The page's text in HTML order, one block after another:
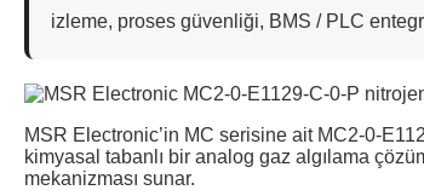
izleme, proses güvenliği, BMS / PLC
MSR Electronic’in MC serisine ait MC2-0-
kimyasal tabanlı bir analog gaz algılama
mekanizması sunar.